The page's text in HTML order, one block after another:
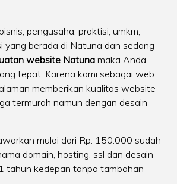
pengusaha, praktisi, umkm,
yang berada di Natuna dan sedang
website Natunamaka Anda
tepat. Karena kami sebagai web
memberikan kualitas website
termurah namun dengan desain
mulai dari Rp. 150.000 sudah
domain, hosting, ssl dan desain
tahun kedepan tanpa tambahan